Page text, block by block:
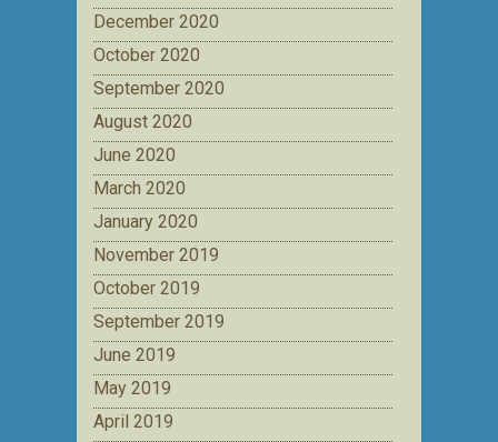
December 2020
October 2020
September 2020
August 2020
June 2020
March 2020
January 2020
November 2019
October 2019
September 2019
June 2019
May 2019
April 2019